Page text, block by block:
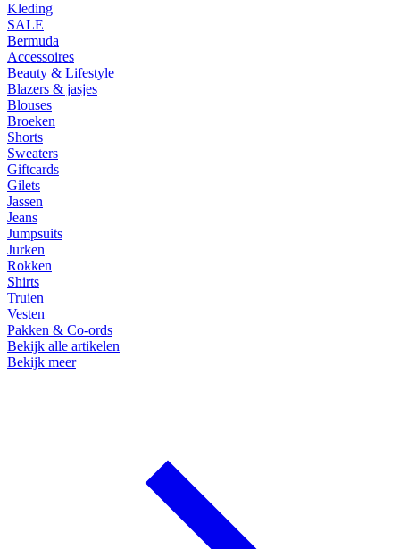
Kleding
SALE
Bermuda
Accessoires
Beauty & Lifestyle
Blazers & jasjes
Blouses
Broeken
Shorts
Sweaters
Giftcards
Gilets
Jassen
Jeans
Jumpsuits
Jurken
Rokken
Shirts
Truien
Vesten
Pakken & Co-ords
Bekijk alle artikelen
Bekijk meer